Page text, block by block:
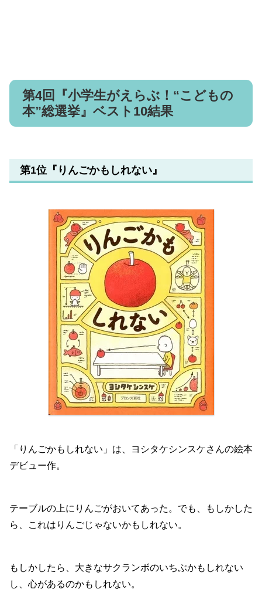
第4回『小学生がえらぶ！“こどもの
本”総選挙』ベスト10結果
第1位『りんごかもしれない』
「りんごかもしれない」は、ヨシタケシンスケさんの絵本
デビュー作。
テーブルの上にりんごがおいてあった。でも、もしかした
ら、これはりんごじゃないかもしれない。
もしかしたら、大きなサクランボのいちぶかもしれない
し、心があるのかもしれない。